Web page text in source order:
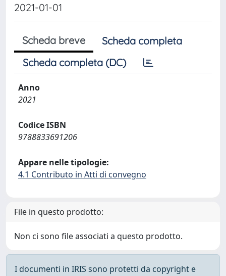
2021-01-01
Scheda breve
Scheda completa
Scheda completa (DC)
Anno
2021
Codice ISBN
9788833691206
Appare nelle tipologie:
4.1 Contributo in Atti di convegno
File in questo prodotto:
Non ci sono file associati a questo prodotto.
I documenti in IRIS sono protetti da copyright e